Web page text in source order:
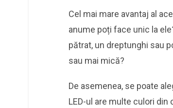
Cel mai mare avantaj al
anume poți face unic la
pătrat, un dreptunghi sau
sau mai mică?
De asemenea, se poate
LED-ul are multe culori